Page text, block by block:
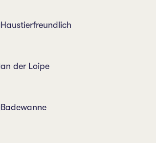
Haustierfreundlich
an der Loipe
Badewanne